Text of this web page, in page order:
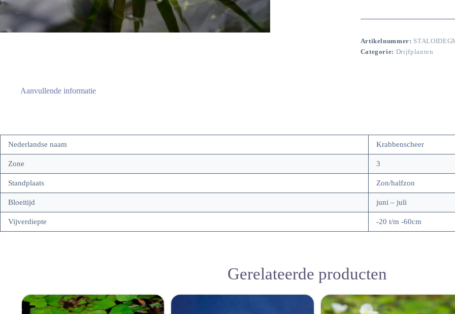
Artikelnummer:
Categorie: Drijfplanten
Aanvullende informatie
Nederlandse naam Krabbenscheer
Zone 3
Standplaats Zon/halfzon
Bloeitijd juni – juli
Vijverdiepte -20 t/m -60cm
Gerelateerde producten